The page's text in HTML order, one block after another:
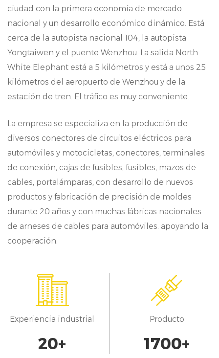
durabilidad y longevidad, incluso en entornos
de automoción exigentes.
Aplicaciones:
Nuestro conector pitch de 5,5 mm tiene
aplicaciones versátiles en varios módulos de
automoción, incluyendo, entre otros,
infoentretenimiento, sistemas de iluminación
y módulos de sensores. Tanto si se trata de
conectar sensores para el diagnóstico de
vehículos como de integrar sistemas de
entretenimiento, nuestro conector garantiza
una conectividad estable y una funcionalidad
perfecta.
de automoción, y nuestro conector de paso
de 5,5 mm ofrece precisamente eso.
Diseñado para resistir las duras condiciones
de funcionamiento, incluidas las variaciones
ciudad con la primera economía de mercado
nacional y un desarrollo económico dinámico. Está
cerca de la autopista nacional 104, la autopista
Yongtaiwen y el puente Wenzhou. La salida North
White Elephant está a 5 kilómetros y está a unos 25
kilómetros del aeropuerto de Wenzhou y de la
estación de tren. El tráfico es muy conveniente.
La empresa se especializa en la producción de
diversos conectores de circuitos eléctricos para
automóviles y motocicletas, conectores, terminales
de conexión, cajas de fusibles, fusibles, mazos de
cables, portalámparas, con desarrollo de nuevos
productos y fabricación de precisión de moldes
durante 20 años y con muchas fábricas nacionales
de arneses de cables para automóviles. apoyando la
cooperación.
Experiencia industrial
20+
Producto
1700+